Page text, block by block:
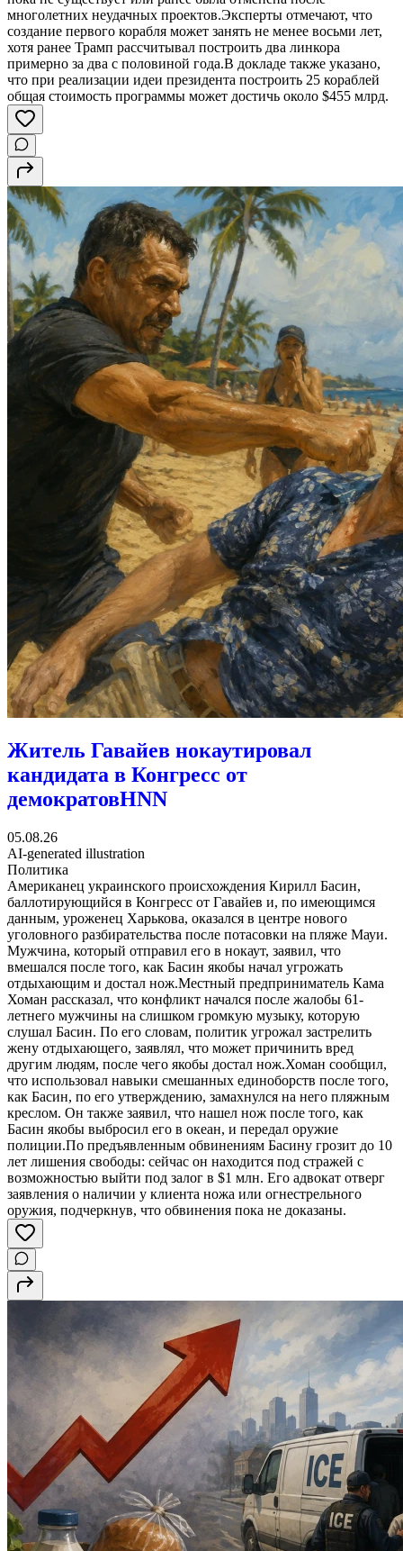
многолетних неудачных проектов.Эксперты отмечают, что
создание первого корабля может занять не менее восьми лет,
хотя ранее Трамп рассчитывал построить два линкора
примерно за два с половиной года.В докладе также указано,
что при реализации идеи президента построить 25 кораблей
общая стоимость программы может достичь около $455 млрд.
Житель Гавайев нокаутировал
кандидата в Конгресс от
демократовHNN
05.08.26
AI-generated illustration
Политика
Американец украинского происхождения Кирилл Басин,
баллотирующийся в Конгресс от Гавайев и, по имеющимся
данным, уроженец Харькова, оказался в центре нового
уголовного разбирательства после потасовки на пляже Мауи.
Мужчина, который отправил его в нокаут, заявил, что
вмешался после того, как Басин якобы начал угрожать
отдыхающим и достал нож.Местный предприниматель Кама
Хоман рассказал, что конфликт начался после жалобы 61-
летнего мужчины на слишком громкую музыку, которую
слушал Басин. По его словам, политик угрожал застрелить
жену отдыхающего, заявлял, что может причинить вред
другим людям, после чего якобы достал нож.Хоман сообщил,
что использовал навыки смешанных единоборств после того,
как Басин, по его утверждению, замахнулся на него пляжным
креслом. Он также заявил, что нашел нож после того, как
Басин якобы выбросил его в океан, и передал оружие
полиции.По предъявленным обвинениям Басину грозит до 10
лет лишения свободы: сейчас он находится под стражей с
возможностью выйти под залог в $1 млн. Его адвокат отверг
заявления о наличии у клиента ножа или огнестрельного
оружия, подчеркнув, что обвинения пока не доказаны.